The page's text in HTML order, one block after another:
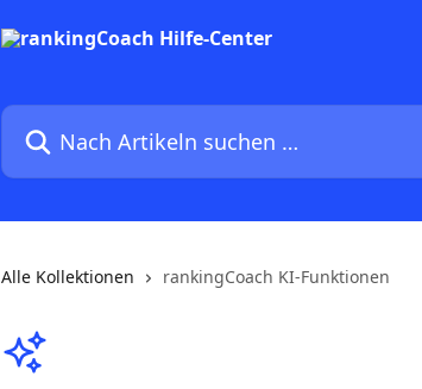
Nach Artikeln suchen …
Alle Kollektionen rankingCoach KI-Funktionen